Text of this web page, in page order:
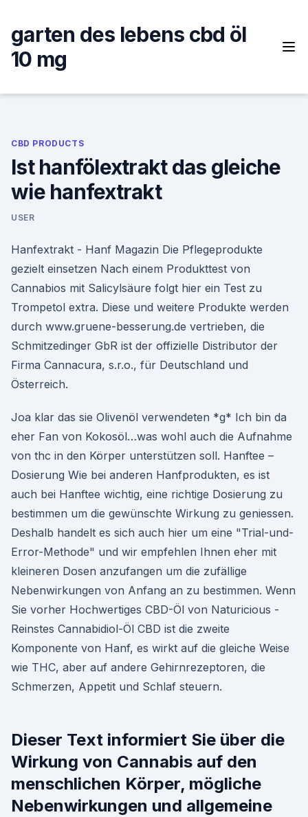
content
garten des lebens cbd öl
10 mg
CBD PRODUCTS
Ist hanfölextrakt das gleiche
wie hanfextrakt
USER
Hanfextrakt - Hanf Magazin Die Pflegeprodukte
gezielt einsetzen Nach einem Produkttest von
Cannabios mit Salicylsäure folgt hier ein Test zu
Trompetol extra. Diese und weitere Produkte werden
durch www.gruene-besserung.de vertrieben, die
Schmitzedinger GbR ist der offizielle Distributor der
Firma Cannacura, s.r.o., für Deutschland und
Österreich.
Joa klar das sie Olivenöl verwendeten *g* Ich bin da
eher Fan von Kokosöl…was wohl auch die Aufnahme
von thc in den Körper unterstützen soll. Hanftee –
Dosierung Wie bei anderen Hanfprodukten, es ist
auch bei Hanftee wichtig, eine richtige Dosierung zu
bestimmen um die gewünschte Wirkung zu geniessen.
Deshalb handelt es sich auch hier um eine "Trial-und-
Error-Methode" und wir empfehlen Ihnen eher mit
kleineren Dosen anzufangen um die zufällige
Nebenwirkungen von Anfang an zu bestimmen. Wenn
Sie vorher Hochwertiges CBD-Öl von Naturicious -
Reinstes Cannabidiol-Öl CBD ist die zweite
Komponente von Hanf, es wirkt auf die gleiche Weise
wie THC, aber auf andere Gehirnrezeptoren, die
Schmerzen, Appetit und Schlaf steuern.
Dieser Text informiert Sie über die
Wirkung von Cannabis auf den
menschlichen Körper, mögliche
Nebenwirkungen und allgemeine